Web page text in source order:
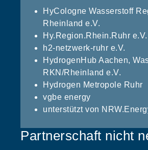
HyCologne Wasserstoff
Rheinland e.V.
Hy.Region.Rhein.Ruhr e.V.
h2-netzwerk-ruhr e.V.
HydrogenHub Aachen,
RKN/Rheinland e.V.
Hydrogen Metropole Ruhr
vgbe energy
unterstützt von
Partnerschaft nicht